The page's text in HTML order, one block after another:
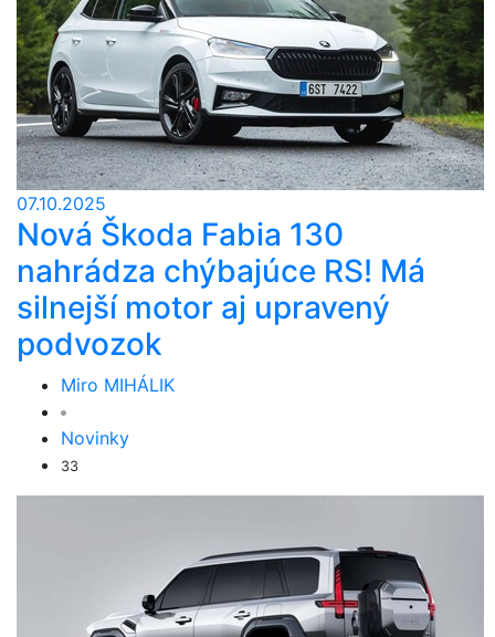
07.10.2025
Nová Škoda Fabia 130
nahrádza chýbajúce RS! Má
silnejší motor aj upravený
podvozok
Miro MIHÁLIK
Novinky
33